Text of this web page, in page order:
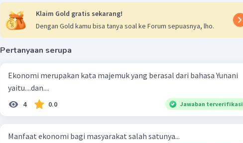
Klaim Gold gratis sekarang!
Dengan Gold kamu bisa tanya soal ke Forum sepuasnya, lho.
Pertanyaan serupa
Ekonomi merupakan kata majemuk yang berasal dari bahasa Yunani
yaitu....dan....
4 0.0 Jawaban terverifikasi
Manfaat ekonomi bagi masyarakat salah satunya...